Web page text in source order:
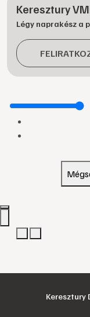
Keresztury
Légy naprakész a
Keresztury